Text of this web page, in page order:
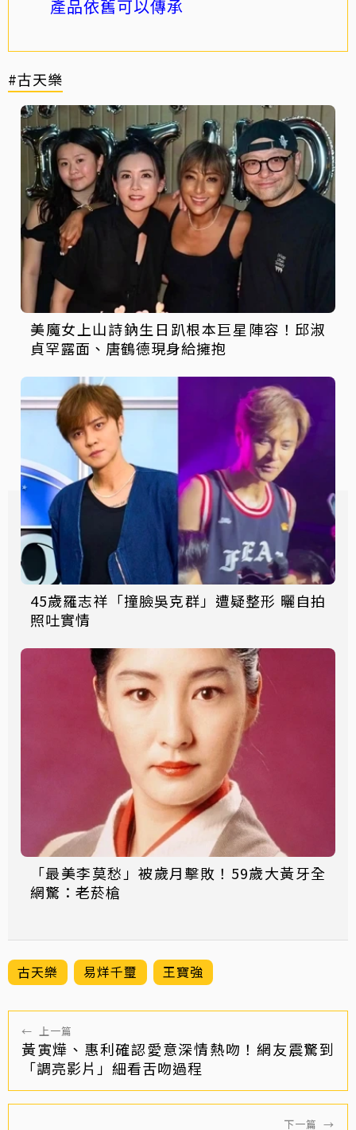
產品依舊可以傳承
#古天樂
美魔女上山詩鈉生日趴根本巨星陣容！邱淑
貞罕露面、唐鶴德現身給擁抱
45歲羅志祥「撞臉吳克群」遭疑整形 曬自拍
照吐實情
「最美李莫愁」被歲月擊敗！59歲大黃牙全
網驚：老菸槍
古天樂 易烊千璽 王寶強
← 上一篇
黃寅燁、惠利確認愛意深情熱吻！網友震驚到
「調亮影片」細看舌吻過程
下一篇 →